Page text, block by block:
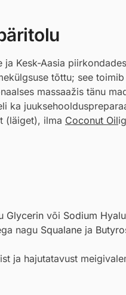
Kesk-Aasia
tõttu; see
massaažis tänu
ka
(läiget), ilma Coconut Oil
Glycerin või Sodium
nagu Squalane ja
ja hajutatavust